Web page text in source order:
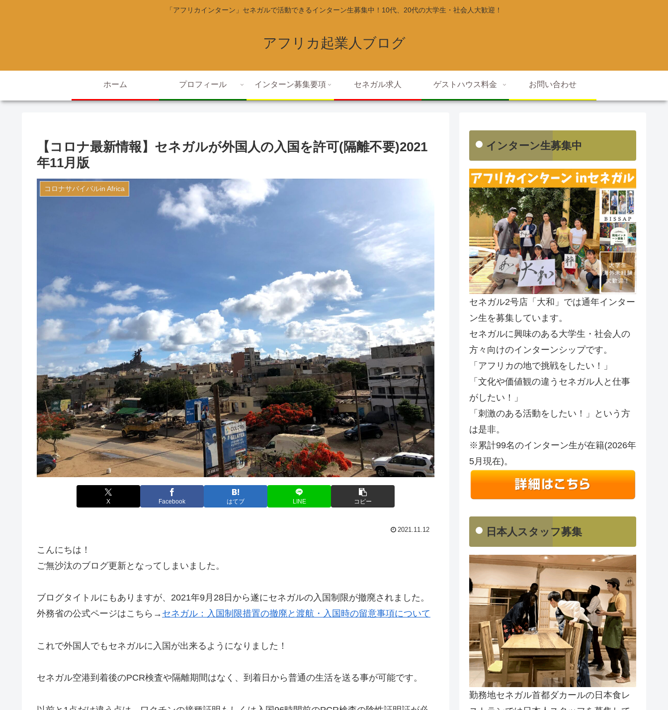
「アフリカインターン」セネガルで活動できるインターン生募集中！10代、20代の大学生・社会人大歓迎！
アフリカ起業人ブログ
ホーム プロフィール インターン募集要項 セネガル求人 ゲストハウス料金 お問い合わせ
【コロナ最新情報】セネガルが外国人の入国を許可(隔離不要)2021
年11月版
コロナサバイバルin Africa
X Facebook はてブ LINE コピー
2021.11.12
こんにちは！
ご無沙汰のブログ更新となってしまいました。
ブログタイトルにもありますが、2021年9月28日から遂にセネガルの入国制限が撤廃されました。
外務省の公式ページはこちら→ セネガル：入国制限措置の撤廃と渡航・入国時の留意事項について
これで外国人でもセネガルに入国が出来るようになりました！
セネガル空港到着後のPCR検査や隔離期間はなく、到着日から普通の生活を送る事が可能です。
インターン生募集中
セネガル2号店「大和」では通年インター
ン生を募集しています。
セネガルに興味のある大学生・社会人の
方々向けのインターンシップです。
「アフリカの地で挑戦をしたい！」
「文化や価値観の違うセネガル人と仕事
がしたい！」
「刺激のある活動をしたい！」という方
は是非。
※累計99名のインターン生が在籍(2026年
5月現在)。
日本人スタッフ募集
勤務地セネガル首都ダカールの日本食レ